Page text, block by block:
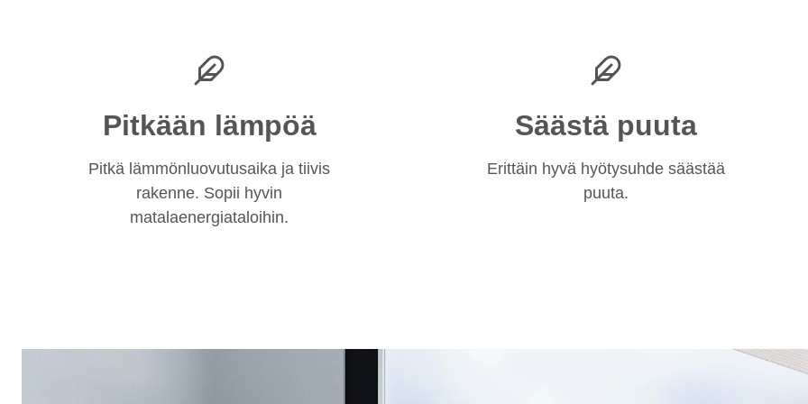
Pitkään lämpöä
Pitkä lämmönluovutusaika ja tiivis
rakenne. Sopii hyvin
matalaenergiataloihin.
Säästä puuta
Erittäin hyvä hyötysuhde säästää
puuta.